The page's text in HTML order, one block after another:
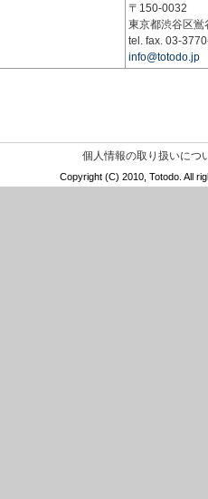
〒150-0032
東京都渋谷区鴬
tel. fax. 03-
info@totodo.jp
個人情報の取り扱いにつ
Copyright (C) 2010, Totodo. All